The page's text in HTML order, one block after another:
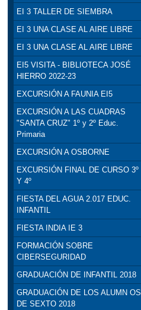
EI 3 TALLER DE SIEMBRA
EI 3 UNA CLASE AL AIRE LIBRE
EI 3 UNA CLASE AL AIRE LIBRE
EI5 VISITA - BIBLIOTECA JOSÉ
HIERRO 2022-23
EXCURSIÓN A FAUNIA EI5
EXCURSIÓN A LAS CUADRAS
"SANTA CRUZ" 1º y 2º Educ.
Primaria
EXCURSIÓN A OSBORNE
EXCURSIÓN FINAL DE CURSO 3º
Y 4º
FIESTA DEL AGUA 2.017 EDUC.
INFANTIL
FIESTA INDIA IE 3
FORMACIÓN SOBRE
CIBERSEGURIDAD
GRADUACIÓN DE INFANTIL 2018
GRADUACIÓN DE LOS ALUMN OS
DE SEXTO 2018